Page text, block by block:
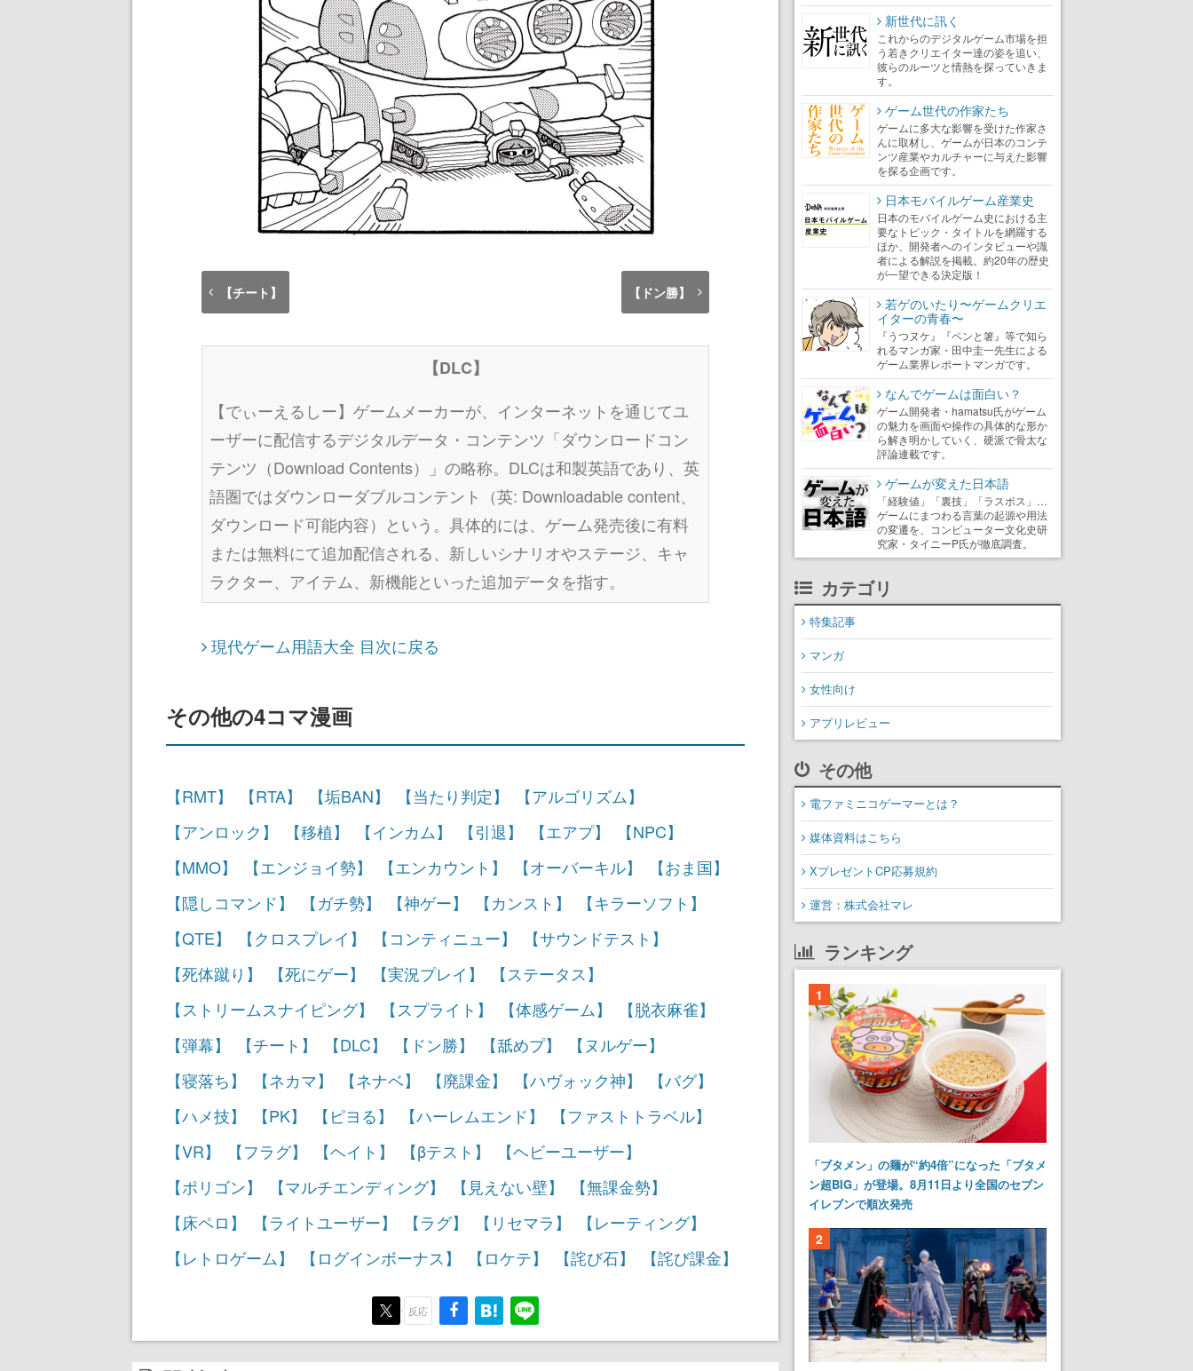
【チート】 【ドン勝】
【DLC】
【でぃーえるしー】ゲームメーカーが、インターネットを通じてユ
ーザーに配信するデジタルデータ・コンテンツ「ダウンロードコン
テンツ（Download Contents）」の略称。DLCは和製英語であり、英
語圏ではダウンローダブルコンテント（英: Downloadable content、
ダウンロード可能内容）という。具体的には、ゲーム発売後に有料
または無料にて追加配信される、新しいシナリオやステージ、キャ
ラクター、アイテム、新機能といった追加データを指す。
現代ゲーム用語大全 目次に戻る
その他の4コマ漫画
【RMT】 【RTA】 【垢BAN】 【当たり判定】
【アルゴリズム】
【アンロック】
【移植】 【インカム】 【引退】 【エアプ】
【NPC】
【MMO】
【エンジョイ勢】 【エンカウント】 【オーバーキル】
【おま国】
【隠しコマンド】
【ガチ勢】 【神ゲー】 【カンスト】
【キラーソフト】
【QTE】
【クロスプレイ】 【コンティニュー】
【サウンドテスト】
【死体蹴り】
【死にゲー】 【実況プレイ】
【ステータス】
【ストリームスナイピング】
【スプライト】 【体感ゲーム】
【脱衣麻雀】
【弾幕】
【チート】 【DLC】 【ドン勝】 【舐めプ】
【ヌルゲー】
【寝落ち】
【ネカマ】 【ネナベ】 【廃課金】 【ハヴォック神】
【バグ】
【ハメ技】
【PK】 【ピヨる】 【ハーレムエンド】
【ファストトラベル】
【VR】
【フラグ】 【ヘイト】 【βテスト】
【ヘビーユーザー】
【ポリゴン】
【マルチエンディング】 【見えない壁】
【無課金勢】
【床ペロ】
【ライトユーザー】 【ラグ】 【リセマラ】
【レーティング】
【レトロゲーム】
【ログインボーナス】 【ロケテ】 【詫び石】 【詫び課金】
反応
新世代に訊く
これからのデジタルゲーム市場を担
う若きクリエイター達の姿を追い、
彼らのルーツと情熱を探っていきま
す。
ゲーム世代の作家たち
ゲームに多大な影響を受けた作家さ
んに取材し、ゲームが日本のコンテ
ンツ産業やカルチャーに与えた影響
を探る企画です。
日本モバイルゲーム産業史
日本のモバイルゲーム史における主
要なトピック・タイトルを網羅する
ほか、開発者へのインタビューや識
者による解説を掲載。約20年の歴史
が一望できる決定版！
若ゲのいたり〜ゲームクリエ
イターの青春〜
『うつヌケ』『ペンと箸』等で知ら
れるマンガ家・田中圭一先生による
ゲーム業界レポートマンガです。
なんでゲームは面白い？
ゲーム開発者・hamatsu氏がゲーム
の魅力を画面や操作の具体的な形か
ら解き明かしていく、硬派で骨太な
評論連載です。
ゲームが変えた日本語
「経験値」「裏技」「ラスボス」…
ゲームにまつわる言葉の起源や用法
の変遷を、コンピューター文化史研
究家・タイニーP氏が徹底調査。
カテゴリ
特集記事
マンガ
女性向け
アプリレビュー
その他
電ファミニコゲーマーとは？
媒体資料はこちら
XプレゼントCP応募規約
運営：株式会社マレ
ランキング
1
「ブタメン」の麺が“約4倍”になった「ブタメ
ン超BIG」が登場。8月11日より全国のセブン
イレブンで順次発売
2